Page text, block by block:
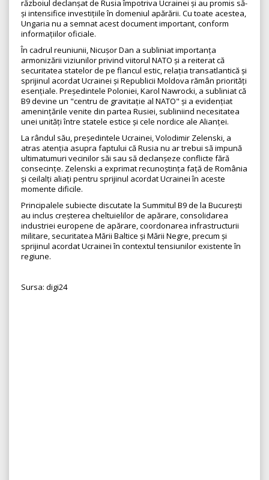
războiul declanșat de Rusia împotriva Ucrainei și au promis să-
și intensifice investițiile în domeniul apărării. Cu toate acestea,
Ungaria nu a semnat acest document important, conform
informațiilor oficiale.
În cadrul reuniunii, Nicușor Dan a subliniat importanța
armonizării viziunilor privind viitorul NATO și a reiterat că
securitatea statelor de pe flancul estic, relația transatlantică și
sprijinul acordat Ucrainei și Republicii Moldova rămân priorități
esențiale. Președintele Poloniei, Karol Nawrocki, a subliniat că
B9 devine un "centru de gravitație al NATO" și a evidențiat
amenințările venite din partea Rusiei, subliniind necesitatea
unei unități între statele estice și cele nordice ale Alianței.
La rândul său, președintele Ucrainei, Volodimir Zelenski, a
atras atenția asupra faptului că Rusia nu ar trebui să impună
ultimatumuri vecinilor săi sau să declanșeze conflicte fără
consecințe. Zelenski a exprimat recunoștința față de România
și ceilalți aliați pentru sprijinul acordat Ucrainei în aceste
momente dificile.
Principalele subiecte discutate la Summitul B9 de la București
au inclus creșterea cheltuielilor de apărare, consolidarea
industriei europene de apărare, coordonarea infrastructurii
militare, securitatea Mării Baltice și Mării Negre, precum și
sprijinul acordat Ucrainei în contextul tensiunilor existente în
regiune.
Sursa: digi24